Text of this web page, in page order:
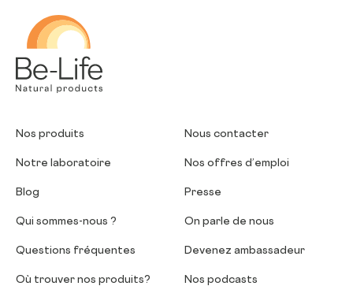
Nos produits
Notre laboratoire
Blog
Qui sommes-nous ?
Questions fréquentes
Où trouver nos produits?
Nous contacter
Nos offres d’emploi
Presse
On parle de nous
Devenez ambassadeur
Nos podcasts